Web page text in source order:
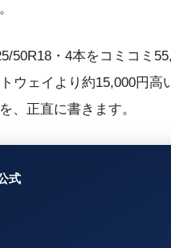
50R18・4本をコミコミ
ウェイより約15,000円
、正直に書きます。
式